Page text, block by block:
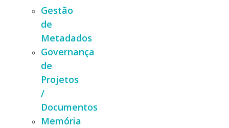
Gestão
de
Metadados
Governança
de
Projetos
/
Documentos
Memória